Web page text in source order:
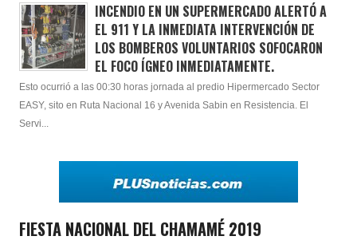
INCENDIO EN UN SUPERMERCADO ALERTÓ A
EL 911 Y LA INMEDIATA INTERVENCIÓN DE
LOS BOMBEROS VOLUNTARIOS SOFOCARON
EL FOCO ÍGNEO INMEDIATAMENTE.
Esto ocurrió a las 00:30 horas jornada al predio Hipermercado Sector
EASY, sito en Ruta Nacional 16 y Avenida Sabin en Resistencia. El
Servi...
FIESTA NACIONAL DEL CHAMAMÉ 2019